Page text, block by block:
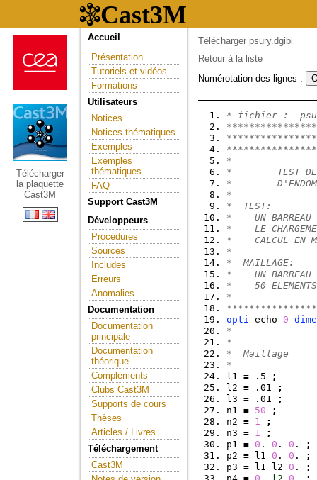
Télécharger
la plaquette
Cast3M
Accueil
Présentation
Tutoriels et vidéos
Formations
Utilisateurs
Notices
Notices thématiques
Exemples
Exemples
thématiques
FAQ
Support Cast3M
Développeurs
Procédures
Sources
Includes
Erreurs
Anomalies
Documentation
Documentation
principale
Documentation
théorique
Compléments
Clubs Cast3M
Supports de cours
Thèses
Articles / Livres
Téléchargement
Cast3M
Télécharger psury.dgibi
Retour à la liste
Numérotation des lignes :
* fichier :
*
*        TEST
*
*
*  TEST:
*    UN
*    LE
*    CALCUL
*
*
*    UN BARREAU
*    50
*
opti echo 0 dime
*
*
*  Maillage
*
l1 = .5
;
l2 = .01
;
l3 = .01
;
n1 = 50
;
n2 = 1
;
n3 = 1
;
p1 = 0 . 0 . 0 .
;
p2 = l1 0 . 0 .
;
p3 = l1 l2 0 .
;